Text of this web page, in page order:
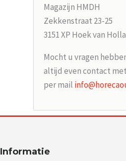
Magazijn HMDH
Zekkenstraat 23-25
3151 XP Hoek van
Mocht u vragen
altijd even contact
per mail
Informatie